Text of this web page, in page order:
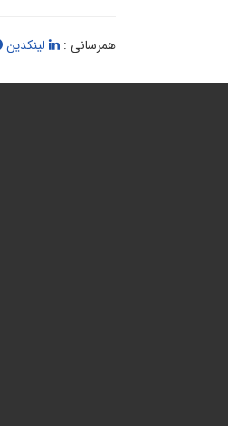
همرسانی : لینکدین